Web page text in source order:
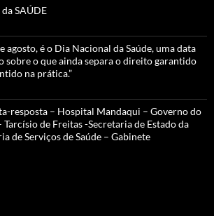
SAÚDE
agosto, é o Dia Nacional da Saúde, uma data
sobre o que ainda separa o direito garantido
na prática.”
resposta – Hospital Mandaqui – Governo do
Tarcísio de Freitas -Secretaria de Estado da
de Serviços de Saúde – Gabinete